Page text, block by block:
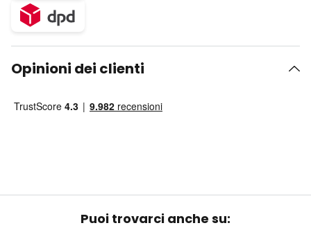
Opinioni dei clienti
Puoi trovarci anche su: